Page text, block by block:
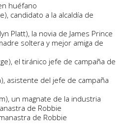
huéfano
candidato a la alcaldía de
Platt), la novia de James Prince
soltera y mejor amiga de
el tiránico jefe de campaña de
asistente del jefe de campaña
un magnate de la industria
de Robbie
de Robbie